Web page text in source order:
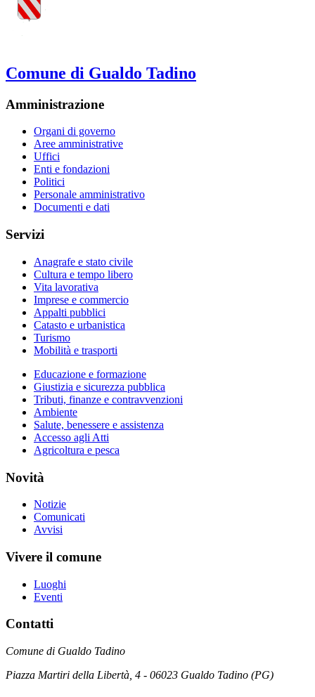
Comune di Gualdo Tadino
Amministrazione
Organi di governo
Aree amministrative
Uffici
Enti e fondazioni
Politici
Personale amministrativo
Documenti e dati
Servizi
Anagrafe e stato civile
Cultura e tempo libero
Vita lavorativa
Imprese e commercio
Appalti pubblici
Catasto e urbanistica
Turismo
Mobilità e trasporti
Educazione e formazione
Giustizia e sicurezza pubblica
Tributi, finanze e contravvenzioni
Ambiente
Salute, benessere e assistenza
Accesso agli Atti
Agricoltura e pesca
Novità
Notizie
Comunicati
Avvisi
Vivere il comune
Luoghi
Eventi
Contatti
Comune di Gualdo Tadino
Piazza Martiri della Libertà, 4 - 06023 Gualdo Tadino (PG)